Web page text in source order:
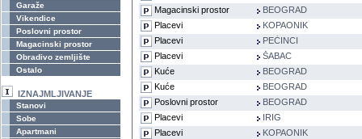
Garaže
Vikendice
Poslovni prostor
Magacinski prostor
Obradivo zemljište
Ostalo
IZNAJMLJIVANJE
Stanovi
Sobe
Apartmani
Magacinski prostor
BEOGRAD
Placevi
KOPAONIK
Placevi
PEĆINCI
Placevi
ŠABAC
Kuće
BEOGRAD
Kuće
BEOGRAD
Poslovni prostor
BEOGRAD
Placevi
IRIG
Placevi
KOPAONIK